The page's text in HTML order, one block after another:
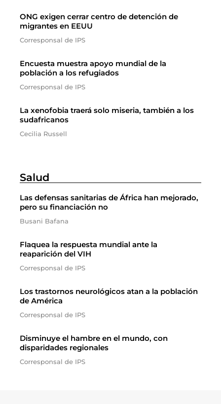
ONG exigen cerrar centro de detención de
migrantes en EEUU
Corresponsal de IPS
Encuesta muestra apoyo mundial de la
población a los refugiados
Corresponsal de IPS
La xenofobia traerá solo miseria, también a los
sudafricanos
Cecilia Russell
Salud
Las defensas sanitarias de África han mejorado,
pero su financiación no
Busani Bafana
Flaquea la respuesta mundial ante la
reaparición del VIH
Corresponsal de IPS
Los trastornos neurológicos atan a la población
de América
Corresponsal de IPS
Disminuye el hambre en el mundo, con
disparidades regionales
Corresponsal de IPS